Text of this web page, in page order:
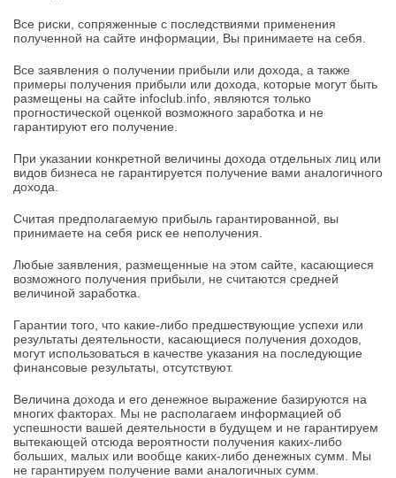
Все риски, сопряженные с последствиями применения
полученной на сайте информации, Вы принимаете на себя.
Все заявления о получении прибыли или дохода, а также
примеры получения прибыли или дохода, которые могут быть
размещены на сайте infoclub.info, являются только
прогностической оценкой возможного заработка и не
гарантируют его получение.
При указании конкретной величины дохода отдельных лиц или
видов бизнеса не гарантируется получение вами аналогичного
дохода.
Считая предполагаемую прибыль гарантированной, вы
принимаете на себя риск ее неполучения.
Любые заявления, размещенные на этом сайте, касающиеся
возможного получения прибыли, не считаются средней
величиной заработка.
Гарантии того, что какие-либо предшествующие успехи или
результаты деятельности, касающиеся получения доходов,
могут использоваться в качестве указания на последующие
финансовые результаты, отсутствуют.
Величина дохода и его денежное выражение базируются на
многих факторах. Мы не располагаем информацией об
успешности вашей деятельности в будущем и не гарантируем
вытекающей отсюда вероятности получения каких-либо
больших, малых или вообще каких-либо денежных сумм. Мы
не гарантируем получение вами аналогичных сумм.